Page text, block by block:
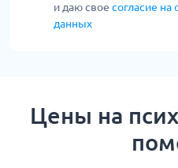
и даю свое согласие на
данных
Цены на